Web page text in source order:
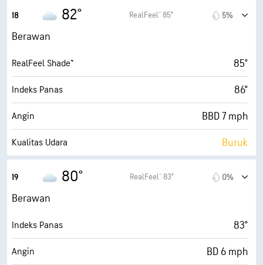
Indeks UV Maks
Angin Kencang
Kelembapan 65%
Titik Embun 71° F
AccuLumen Brightness Index™ 0 (Gelap)
Tutupan Awan 98%
18 82° RealFeel® 85° 5%
Berawan
RealFeel Shade™ 85°
Indeks Panas 86°
Angin BBD 7 mph
Kualitas Udara Buruk
Indeks UV Maks
Angin Kencang
Kelembapan 69%
Titik Embun 71° F
19 80° RealFeel® 83° 0%
Berawan
Indeks Panas 83°
Angin BD 6 mph